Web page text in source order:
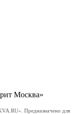
Москва»
Предназначено для